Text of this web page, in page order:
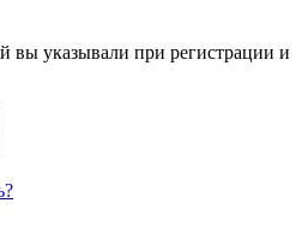
вы указывали при регистрации и